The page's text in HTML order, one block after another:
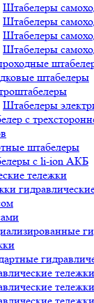
Штабелеры
Штабелеры
Штабелеры
Штабелеры
штабелеры
Штабелеры
с
штабелеры
с li-ion АКБ
тележки